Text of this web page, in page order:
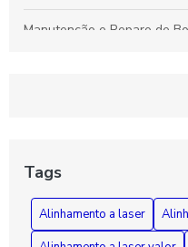
Manutenção e Reparo de
Funcionamento e
Como Diagnosticar e
e Eficiência
Tags
Alinhamento a laser